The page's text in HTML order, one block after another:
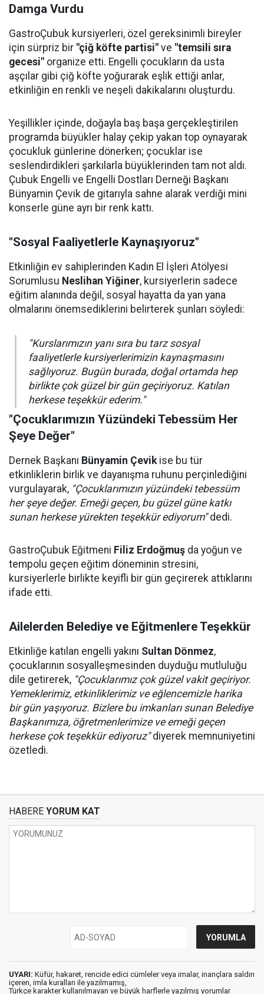
Damga Vurdu
GastroÇubuk kursiyerleri, özel gereksinimli bireyler
için sürpriz bir "çiğ köfte partisi" ve "temsili sıra
gecesi" organize etti. Engelli çocukların da usta
aşçılar gibi çiğ köfte yoğurarak eşlik ettiği anlar,
etkinliğin en renkli ve neşeli dakikalarını oluşturdu.
Yeşillikler içinde, doğayla baş başa gerçekleştirilen
programda büyükler halay çekip yakan top oynayarak
çocukluk günlerine dönerken; çocuklar ise
seslendirdikleri şarkılarla büyüklerinden tam not aldı.
Çubuk Engelli ve Engelli Dostları Derneği Başkanı
Bünyamin Çevik de gitarıyla sahne alarak verdiği mini
konserle güne ayrı bir renk kattı.
"Sosyal Faaliyetlerle Kaynaşıyoruz"
Etkinliğin ev sahiplerinden Kadın El İşleri Atölyesi
Sorumlusu Neslihan Yiğiner, kursiyerlerin sadece
eğitim alanında değil, sosyal hayatta da yan yana
olmalarını önemsediklerini belirterek şunları söyledi:
"Kurslarımızın yanı sıra bu tarz sosyal
faaliyetlerle kursiyerlerimizin kaynaşmasını
sağlıyoruz. Bugün burada, doğal ortamda hep
birlikte çok güzel bir gün geçiriyoruz. Katılan
herkese teşekkür ederim."
"Çocuklarımızın Yüzündeki Tebessüm Her
Şeye Değer"
Dernek Başkanı Bünyamin Çevikise bu tür
etkinliklerin birlik ve dayanışma ruhunu perçinlediğini
vurgulayarak, "Çocuklarımızın yüzündeki tebessüm
her şeye değer. Emeği geçen, bu güzel güne katkı
sunan herkese yürekten teşekkür ediyorum"dedi.
GastroÇubuk Eğitmeni Filiz Erdoğmuş da yoğun ve
tempolu geçen eğitim döneminin stresini,
kursiyerlerle birlikte keyifli bir gün geçirerek attıklarını
ifade etti.
Ailelerden Belediye ve Eğitmenlere Teşekkür
Etkinliğe katılan engelli yakını Sultan Dönmez,
çocuklarının sosyalleşmesinden duyduğu mutluluğu
dile getirerek, "Çocuklarımız çok güzel vakit geçiriyor.
Yemeklerimiz, etkinliklerimiz ve eğlencemizle harika
bir gün yaşıyoruz. Bizlere bu imkanları sunan Belediye
Başkanımıza, öğretmenlerimize ve emeği geçen
herkese çok teşekkür ediyoruz"diyerek memnuniyetini
özetledi.
HABERE YORUM KAT
UYARI: Küfür, hakaret, rencide edici cümleler veya imalar, inançlara saldırı
içeren, imla kuralları ile yazılmamış,
Türkçe karakter kullanılmayan ve büyük harflerle yazılmış yorumlar